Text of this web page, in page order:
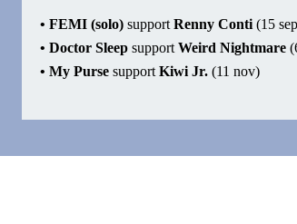
• FEMI (solo) support Renny Conti (15
• Doctor Sleep support Weird Nightmare
• My Purse support Kiwi Jr. (11 nov)